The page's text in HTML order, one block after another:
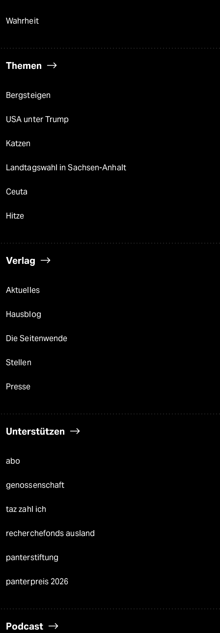
Wahrheit
Themen
Bergsteigen
USA unter Trump
Katzen
Landtagswahl in Sachsen-Anhalt
Ceuta
Hitze
Verlag
Aktuelles
Hausblog
Die Seitenwende
Stellen
Presse
Unterstützen
abo
genossenschaft
taz zahl ich
recherchefonds ausland
panterstiftung
panterpreis 2026
Podcast